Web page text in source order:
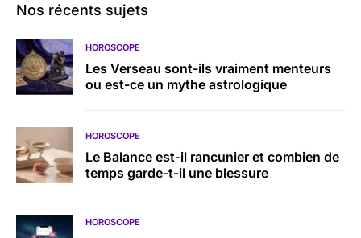
Nos récents sujets
HOROSCOPE
Les Verseau sont-ils vraiment menteurs
ou est-ce un mythe astrologique
HOROSCOPE
Le Balance est-il rancunier et combien de
temps garde-t-il une blessure
HOROSCOPE